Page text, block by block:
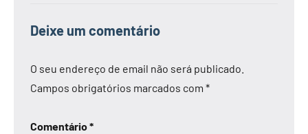
Deixe um comentário
O seu endereço de email não será publicado.
Campos obrigatórios marcados com *
Comentário*